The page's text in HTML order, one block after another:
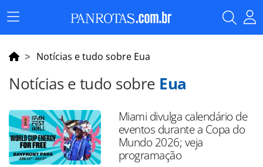
Menu
Principal
Notícias e tudo sobre Eua
Notícias e tudo sobre Eua
Miami divulga calendário de
eventos durante a Copa do
Mundo 2026; veja
programação